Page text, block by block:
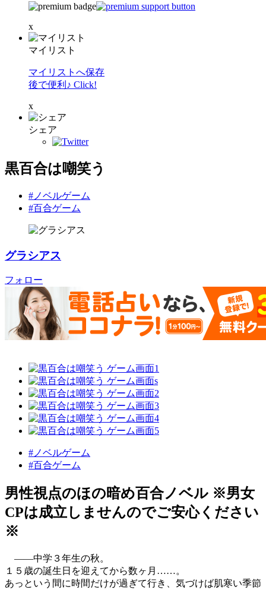
x
マイリスト
マイリストへ保存
後で便利♪ Click!
x
シェア
黒百合は嘲笑う
#ノベルゲーム
#百合ゲーム
グラシアス
フォロー
#ノベルゲーム
#百合ゲーム
男性視点のほの暗め百合ノベル ※男女
CPは成立しませんのでご安心ください
※
――中学３年生の秋。
１５歳の誕生日を迎えてから数ヶ月……。
あっという間に時間だけが過ぎて行き、気づけば肌寒い季節